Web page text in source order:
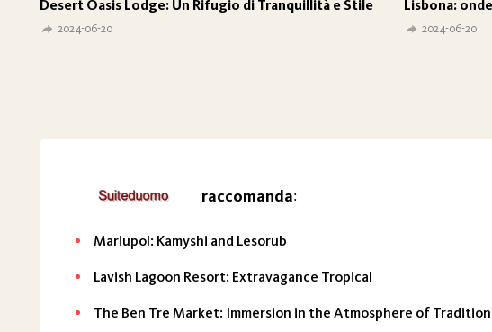
Desert Oasis Lodge: Un Rifugio di Tranquillità e Stile
2024-06-20
Lisbona:
2024-06-20
raccomanda:
Mariupol: Kamyshi and Lesorub
Lavish Lagoon Resort: Extravagance Tropical
The Ben Tre Market: Immersion in the Atmosphere of